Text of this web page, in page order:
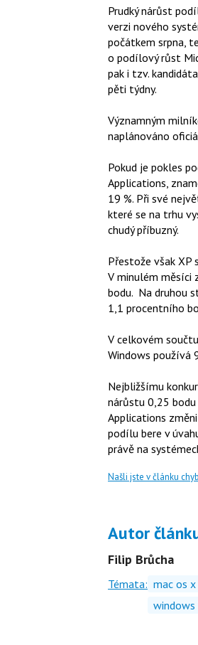
Prudký nárůst
verzi nového
počátkem srpna,
o podílový růst
pak i tzv.
pěti týdny.
Významným
naplánováno
Pokud je pokles
Applications,
19 %. Při své
které se na trhu
chudý příbuzný.
Přestože však XP
V minulém měsíci
bodu. Na druhou
1,1 procentního
V celkovém
Windows používá
Nejbližšímu
nárůstu 0,25
Applications
podílu bere v
právě na
Našli jste v článku
Autor
Filip Brůcha
Témata: mac os x
windows